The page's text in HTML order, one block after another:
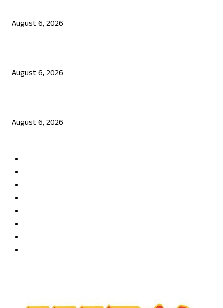
August 6, 2026
August 6, 2026
August 6, 2026
ತಾಜಾ ಸುದ್ದಿ 2865
ದೇಶ2244
ರಾಜ್ಯ 2216
ಕ್ರೀಡೆ1138
ಅಪರಾಧ791
ರಾಜಕೀಯ686
ಬೆಂಗಳೂರು681
ವಿದೇಶ625